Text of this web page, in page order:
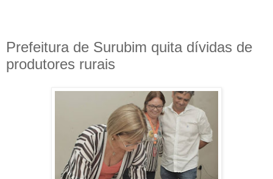
Prefeitura de Surubim quita dívidas de
produtores rurais